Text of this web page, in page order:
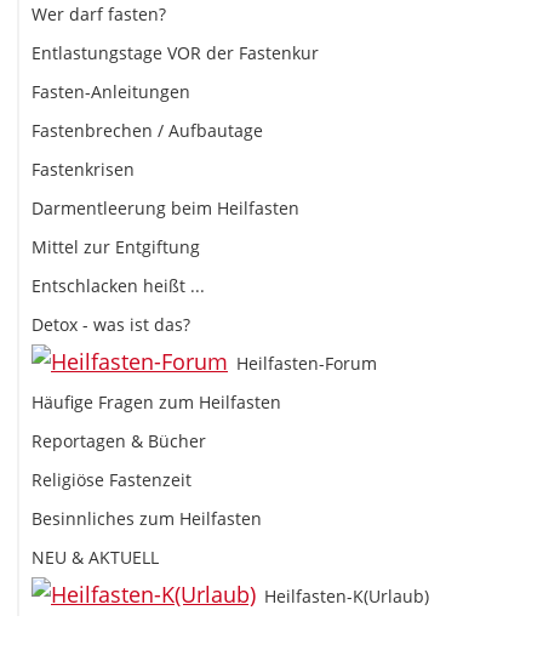
Wer darf fasten?
Entlastungstage VOR der Fastenkur
Fasten-Anleitungen
Fastenbrechen / Aufbautage
Fastenkrisen
Darmentleerung beim Heilfasten
Mittel zur Entgiftung
Entschlacken heißt ...
Detox - was ist das?
Heilfasten-Forum
Häufige Fragen zum Heilfasten
Reportagen & Bücher
Religiöse Fastenzeit
Besinnliches zum Heilfasten
NEU & AKTUELL
Heilfasten-K(Urlaub)